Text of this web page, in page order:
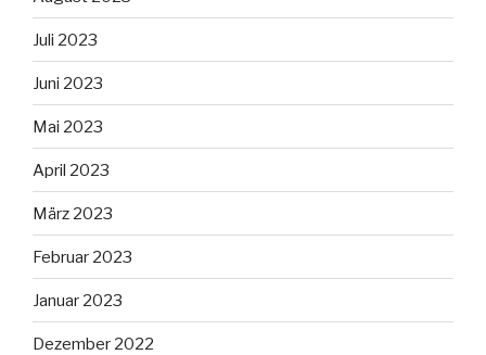
Juli 2023
Juni 2023
Mai 2023
April 2023
März 2023
Februar 2023
Januar 2023
Dezember 2022